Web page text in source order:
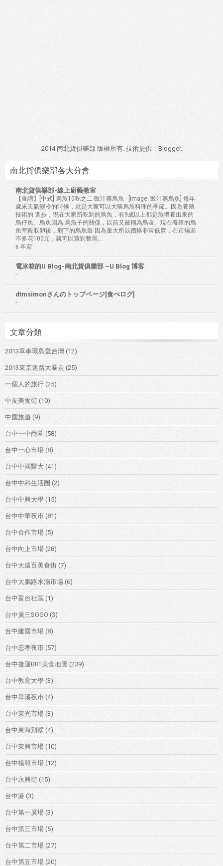
2014 南北貨俱樂部 版權所有. 技術提供： Blogger.
南北貨俱樂部各大分會
南北貨俱樂部-線上廚藝教室
【食譜】[中式] 烏魚10吃之二-豉汁蒸烏魚 - [image: 豉汁蒸烏魚] 每年
歲末天氣變冷的時候，就是大家可以大啖烏魚料理的季節。因為養殖
技術的 進步，現在大家所吃到的烏魚，有9成以上都是魚塭養出來的
烏仔魚。烏魚因為 烏魚子的關係，以前又被稱為烏金。現在養殖的烏
魚宰殺取卵後，剩下的烏魚殼 因為量大所以價格非常低廉，在市場差
不多花100元，就可以買到整尾...
6 年前
電冰箱的U Blog-南北貨俱樂部 –U Blog 博客
-
dtmsimonさんのトップページ[食べログ]
-
文章分類
2013單車環島愛台灣 (12)
2013東京迷路大暴走 (25)
一個人的旅行 (25)
中友美食街 (10)
中國旅遊 (9)
台中一中商圈 (58)
台中一心市場 (8)
台中中國醫大 (41)
台中中科生活圈 (2)
台中中興大學 (15)
台中中華夜市 (81)
台中合作市場 (5)
台中向上市場 (28)
台中大遠百美食街 (7)
台中大鵬路水湳市場 (6)
台中富台社區 (1)
台中廣三SOGO (3)
台中建國市場 (8)
台中忠孝夜市 (57)
台中捷運BRT美食地圖 (239)
台中教育大學 (3)
台中旱溪夜市 (4)
台中東光市場 (3)
台中東海別墅 (4)
台中東興市場 (10)
台中模範市場 (12)
台中永興街 (15)
台中港 (3)
台中第一廣場 (3)
台中第三市場 (5)
台中第二市場 (27)
台中第五市場 (20)